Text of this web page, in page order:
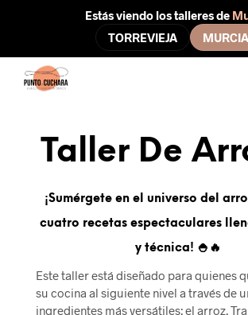
Estás viendo los talleres de
TORREVIEJA
MURCIA
Taller De
¡Sumérgete en el universo del
cuatro recetas espectaculares
y técnica! 🍚🔥
Este taller está diseñado para quienes
su cocina al siguiente nivel a través de
ingredientes más versátiles: el arroz.